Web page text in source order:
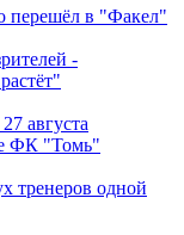
перешёл в "Факел"
-
августа
ФК "Томь"
тренеров одной